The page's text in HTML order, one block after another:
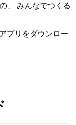
、 みんなでつくる
アプリをダウンロー